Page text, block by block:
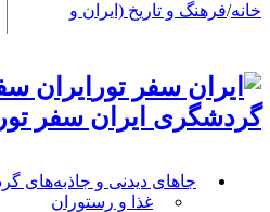
ایران
گردشگری ایران سفر تور
جاهای دیدنی و جاذبه‌های
غذا و رستوران
خانه/فرهنگ و تاریخ (ایران و